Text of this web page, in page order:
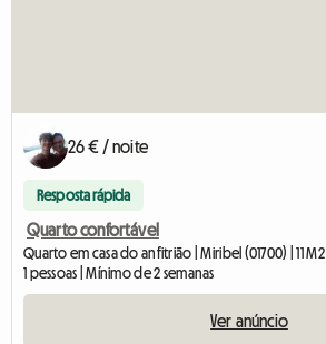
26 € / noite
Resposta rápida
Quarto confortável
Quarto em casa do anfitrião | Miribel (01700) | 11 M2
1 pessoas | Mínimo de 2 semanas
Ver anúncio